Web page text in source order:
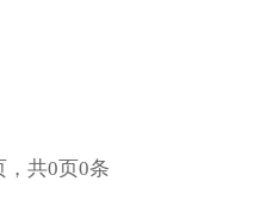
，共0页0条